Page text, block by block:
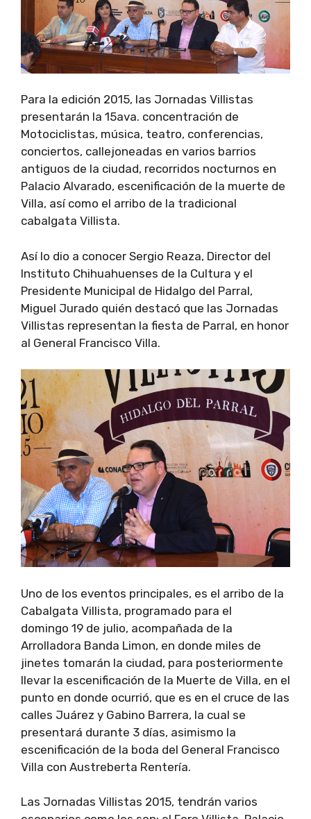
Para la edición 2015, las Jornadas Villistas
presentarán la 15ava. concentración de
Motociclistas, música, teatro, conferencias,
conciertos, callejoneadas en varios barrios
antiguos de la ciudad, recorridos nocturnos en
Palacio Alvarado, escenificación de la muerte de
Villa, así como el arribo de la tradicional
cabalgata Villista.
Así lo dio a conocer Sergio Reaza, Director del
Instituto Chihuahuenses de la Cultura y el
Presidente Municipal de Hidalgo del Parral,
Miguel Jurado quién destacó que las Jornadas
Villistas representan la fiesta de Parral, en honor
al General Francisco Villa.
Uno de los eventos principales, es el arribo de la
Cabalgata Villista, programado para el
domingo 19 de julio, acompañada de la
Arrolladora Banda Limon, en donde miles de
jinetes tomarán la ciudad, para posteriormente
llevar la escenificación de la Muerte de Villa, en el
punto en donde ocurrió, que es en el cruce de las
calles Juárez y Gabino Barrera, la cual se
presentará durante 3 días, asimismo la
escenificación de la boda del General Francisco
Villa con Austreberta Rentería.
Las Jornadas Villistas 2015, tendrán varios